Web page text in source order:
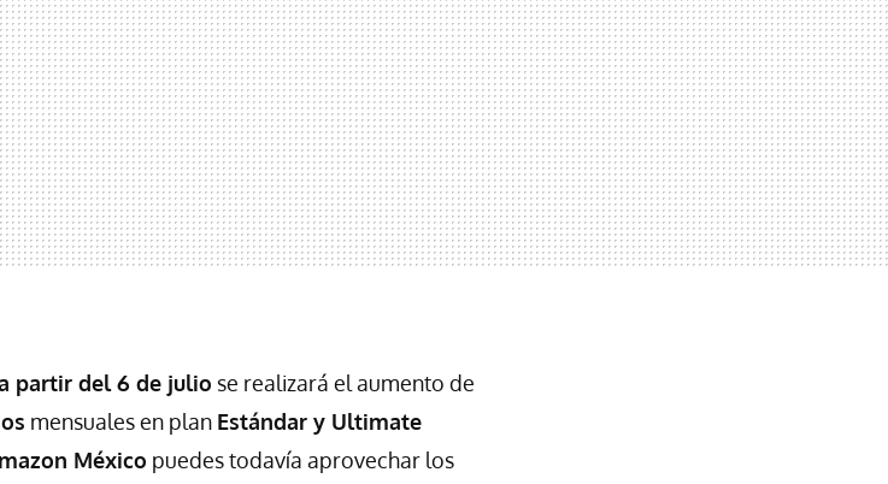
partir del 6 de julio se realizará el aumento de
mensuales en plan Estándar y Ultimate
México puedes todavía aprovechar los